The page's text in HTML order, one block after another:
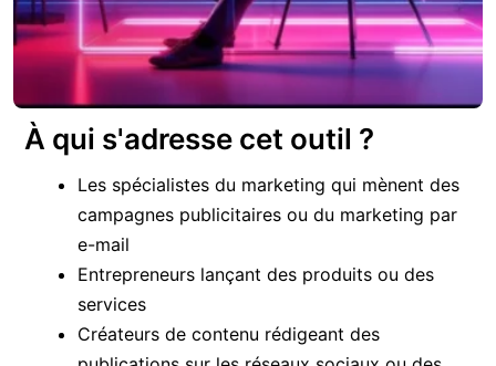
À qui s'adresse cet outil ?
Les spécialistes du marketing qui mènent des
campagnes publicitaires ou du marketing par
e-mail
Entrepreneurs lançant des produits ou des
services
Créateurs de contenu rédigeant des